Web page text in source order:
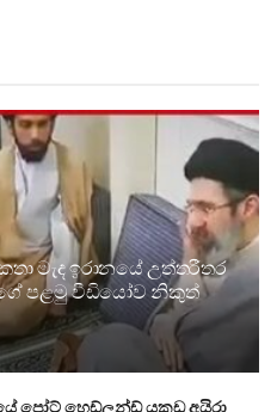
මැද ඉරානයේ උත්තරීතර
පළමු වීඩියෝව නිකුත්
පෝට් හෙඩ්ලන්ඩ් යකඩ අයිරා